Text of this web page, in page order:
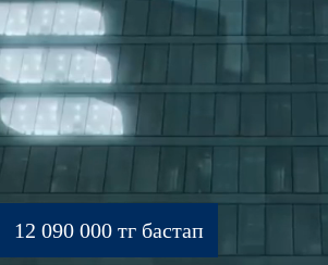
12 090 000 тг бастап